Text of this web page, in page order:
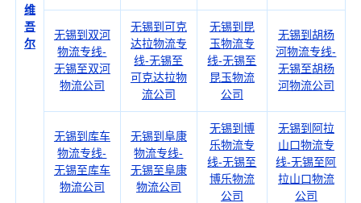
维
吾
尔
无锡到双河
物流专线-
无锡至双河
物流公司
无锡到可克
达拉物流专
线-无锡至
可克达拉物
流公司
无锡到昆
玉物流专
线-无锡至
昆玉物流
公司
无锡到胡杨
河物流专线-
无锡至胡杨
河物流公司
无锡到库车
物流专线-
无锡至库车
物流公司
无锡到阜康
物流专线-
无锡至阜康
物流公司
无锡到博
乐物流专
线-无锡至
博乐物流
公司
无锡到阿拉
山口物流专
线-无锡至阿
拉山口物流
公司